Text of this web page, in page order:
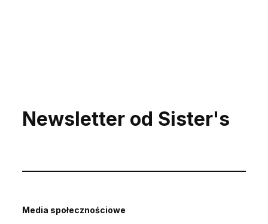
Newsletter od Sister's
Media społecznościowe